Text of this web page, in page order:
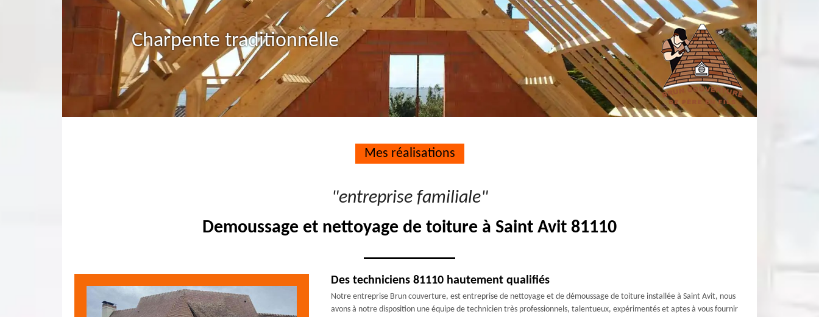
Charpente traditionnelle
Mes réalisations
"entreprise familiale"
Demoussage et nettoyage de toiture à Saint Avit 81110
Des techniciens 81110 hautement qualifiés
Notre entreprise Brun couverture, est entreprise de nettoyage et de démoussage de toiture installée à Saint Avit, nous
avons à notre disposition une équipe de technicien très professionnels, talentueux, expérimentés et aptes à vous fournir